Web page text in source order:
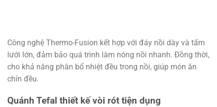
Công nghệ Thermo-Fusion kết hợp với đáy nồi dày và tấm
lưới lớn, đảm bảo quá trình làm nóng nồi nhanh. Đồng thời,
cho khả năng phân bổ nhiệt đều trong nồi, giúp món ăn
chín đều.
Quánh Tefal thiết kế vòi rót tiện dụng